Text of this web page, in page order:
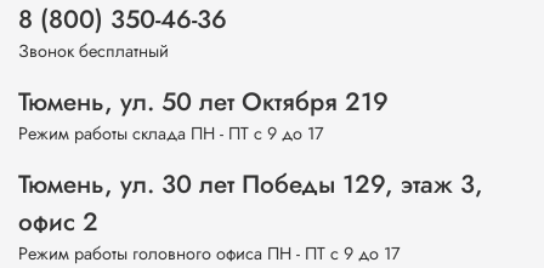
8 (800) 350-46-36
Звонок бесплатный
Тюмень, ул. 50 лет Октября 219
Режим работы склада ПН - ПТ с 9 до 17
Тюмень, ул. 30 лет Победы 129, этаж 3,
офис 2
Режим работы головного офиса ПН - ПТ с 9 до 17